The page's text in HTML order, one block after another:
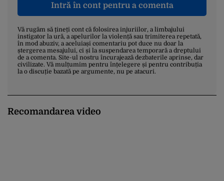
Intră în cont pentru a comenta
Vă rugăm să țineți cont că folosirea injuriilor, a limbajului
instigator la ură, a apelurilor la violență sau trimiterea repetată,
în mod abuziv, a aceluiași comentariu pot duce nu doar la
ștergerea mesajului, ci și la suspendarea temporară a dreptului
de a comenta. Site-ul nostru încurajează dezbaterile aprinse, dar
civilizate. Vă mulțumim pentru înțelegere și pentru contribuția
la o discuție bazată pe argumente, nu pe atacuri.
Recomandarea video